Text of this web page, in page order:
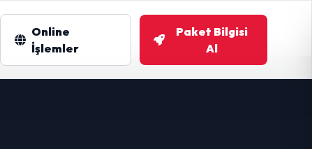
Online
İşlemler
Paket Bilgisi
Al